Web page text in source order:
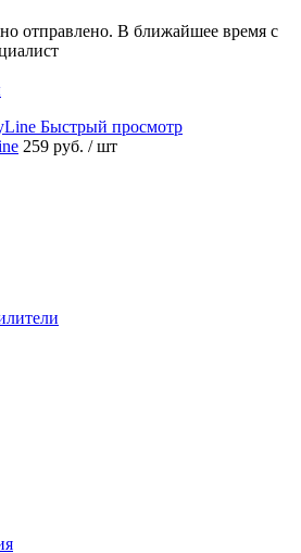
отправлено. В ближайшее время с
Быстрый просмотр
259 руб. / шт